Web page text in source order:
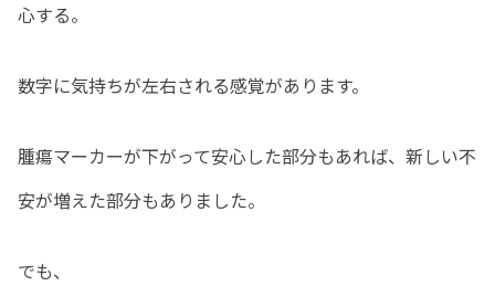
心する。
数字に気持ちが左右される感覚があります。
腫瘍マーカーが下がって安心した部分もあれば、新しい不
安が増えた部分もありました。
でも、